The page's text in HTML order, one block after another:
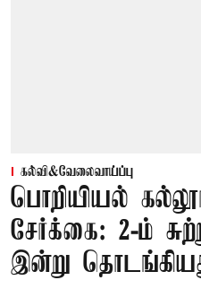
கல்வி&வேலைவாய்ப்பு
பொறியியல்
சேர்க்கை: 2-ம்
இன்று